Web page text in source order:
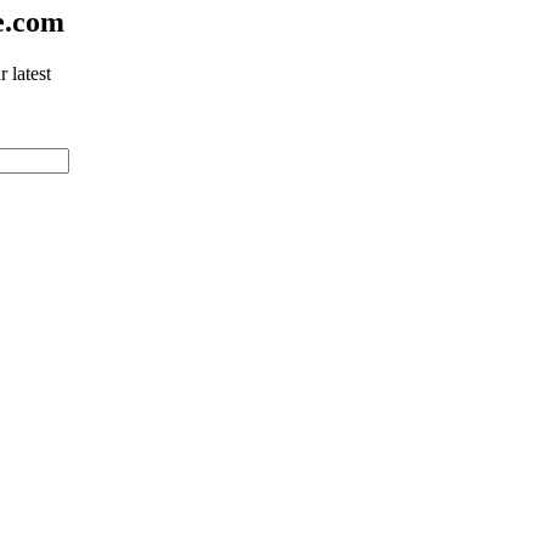
latest